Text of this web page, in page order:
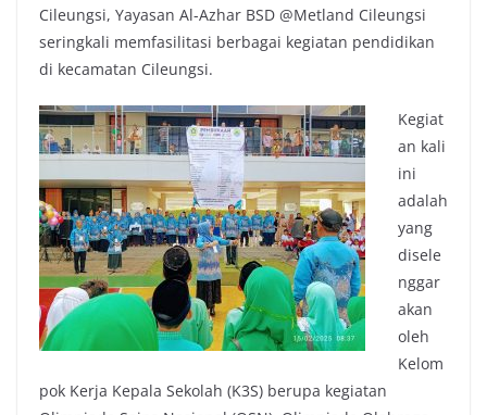
Cileungsi, Yayasan Al-Azhar BSD @Metland Cileungsi
seringkali memfasilitasi berbagai kegiatan pendidikan
di kecamatan Cileungsi.
Kegiat
an kali
ini
adalah
yang
disele
nggar
akan
oleh
Kelom
pok Kerja Kepala Sekolah (K3S) berupa kegiatan